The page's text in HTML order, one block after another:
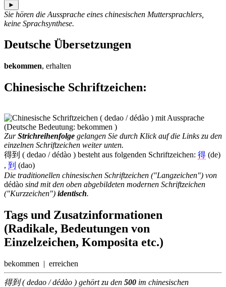
►
Sie hören die Aussprache eines chinesischen Muttersprachlers,
keine Sprachsynthese.
Deutsche Übersetzungen
bekommen, erhalten
Chinesische Schriftzeichen:
ZurStrichreihenfolge gelangen Sie durch Klick auf die Links zu den
einzelnen Schriftzeichen weiter unten.
得到 ( dedao / dédào ) besteht aus folgenden Schriftzeichen: 得 (de)
, 到 (dao)
Die traditionellen chinesischen Schriftzeichen ("Langzeichen") von
dédào sind mit den oben abgebildeten modernen Schriftzeichen
("Kurzzeichen") identisch.
Tags und Zusatzinformationen
(Radikale, Bedeutungen von
Einzelzeichen, Komposita etc.)
bekommen | erreichen
得到 ( dedao / dédào ) gehört zu den 500 im chinesischen